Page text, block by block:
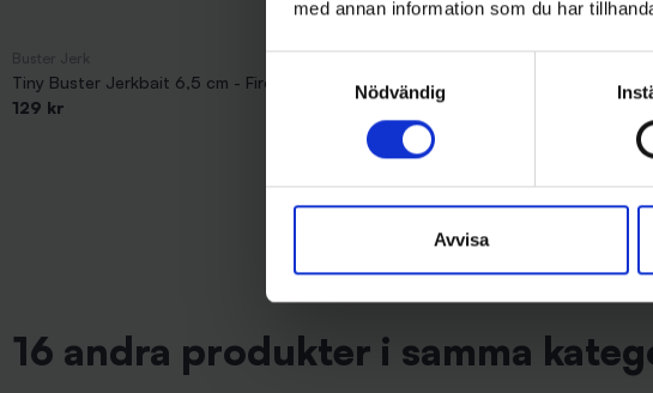
med annan information som du har
Nödvändig
Avvisa
Tiny Buster Jerkbait 6,5 cm - Firetiger
129 kr
Mieko Smolt 13gr - Red Star
65 kr
16 andra produkter i samma